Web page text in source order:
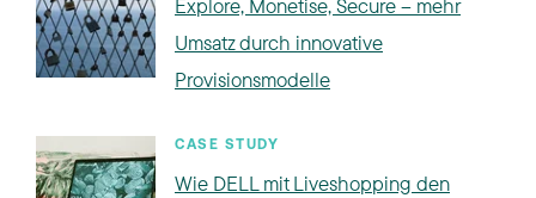
Explore, Monetise, Secure – mehr
Umsatz durch innovative
Provisionsmodelle
CASE STUDY
Wie DELL mit Liveshopping den